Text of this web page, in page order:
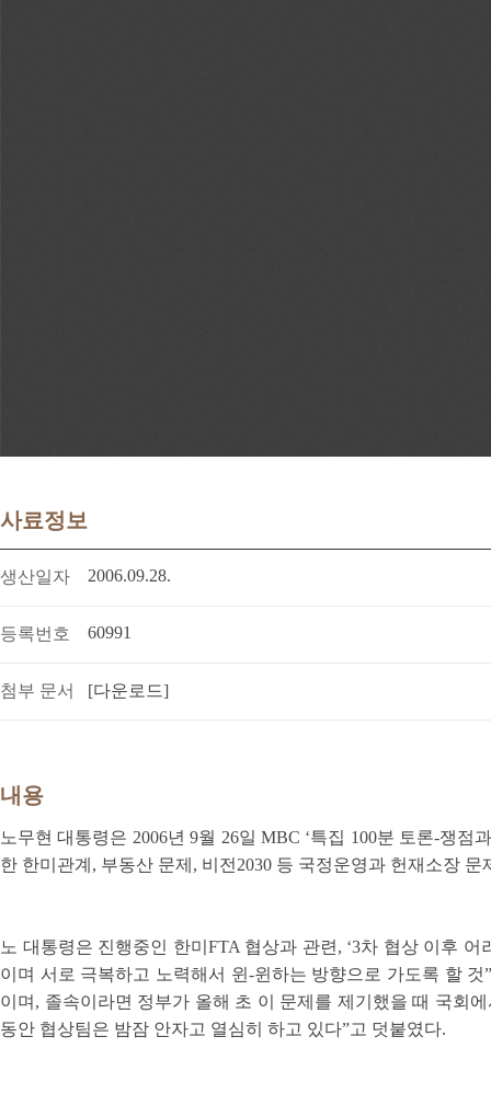
사료정보
생산일자 2006.09.28.
등록번호 60991
첨부 문서 [다운로드]
내용
노무현 대통령은 2006년 9월 26일 MBC ‘특집 100분 토론-쟁
한 한미관계, 부동산 문제, 비전2030 등 국정운영과 헌재소장
노 대통령은 진행중인 한미FTA 협상과 관련, ‘3차 협상 이후
이며 서로 극복하고 노력해서 윈-윈하는 방향으로 가도록 할
이며, 졸속이라면 정부가 올해 초 이 문제를 제기했을 때 국회
동안 협상팀은 밤잠 안자고 열심히 하고 있다”고 덧붙였다.